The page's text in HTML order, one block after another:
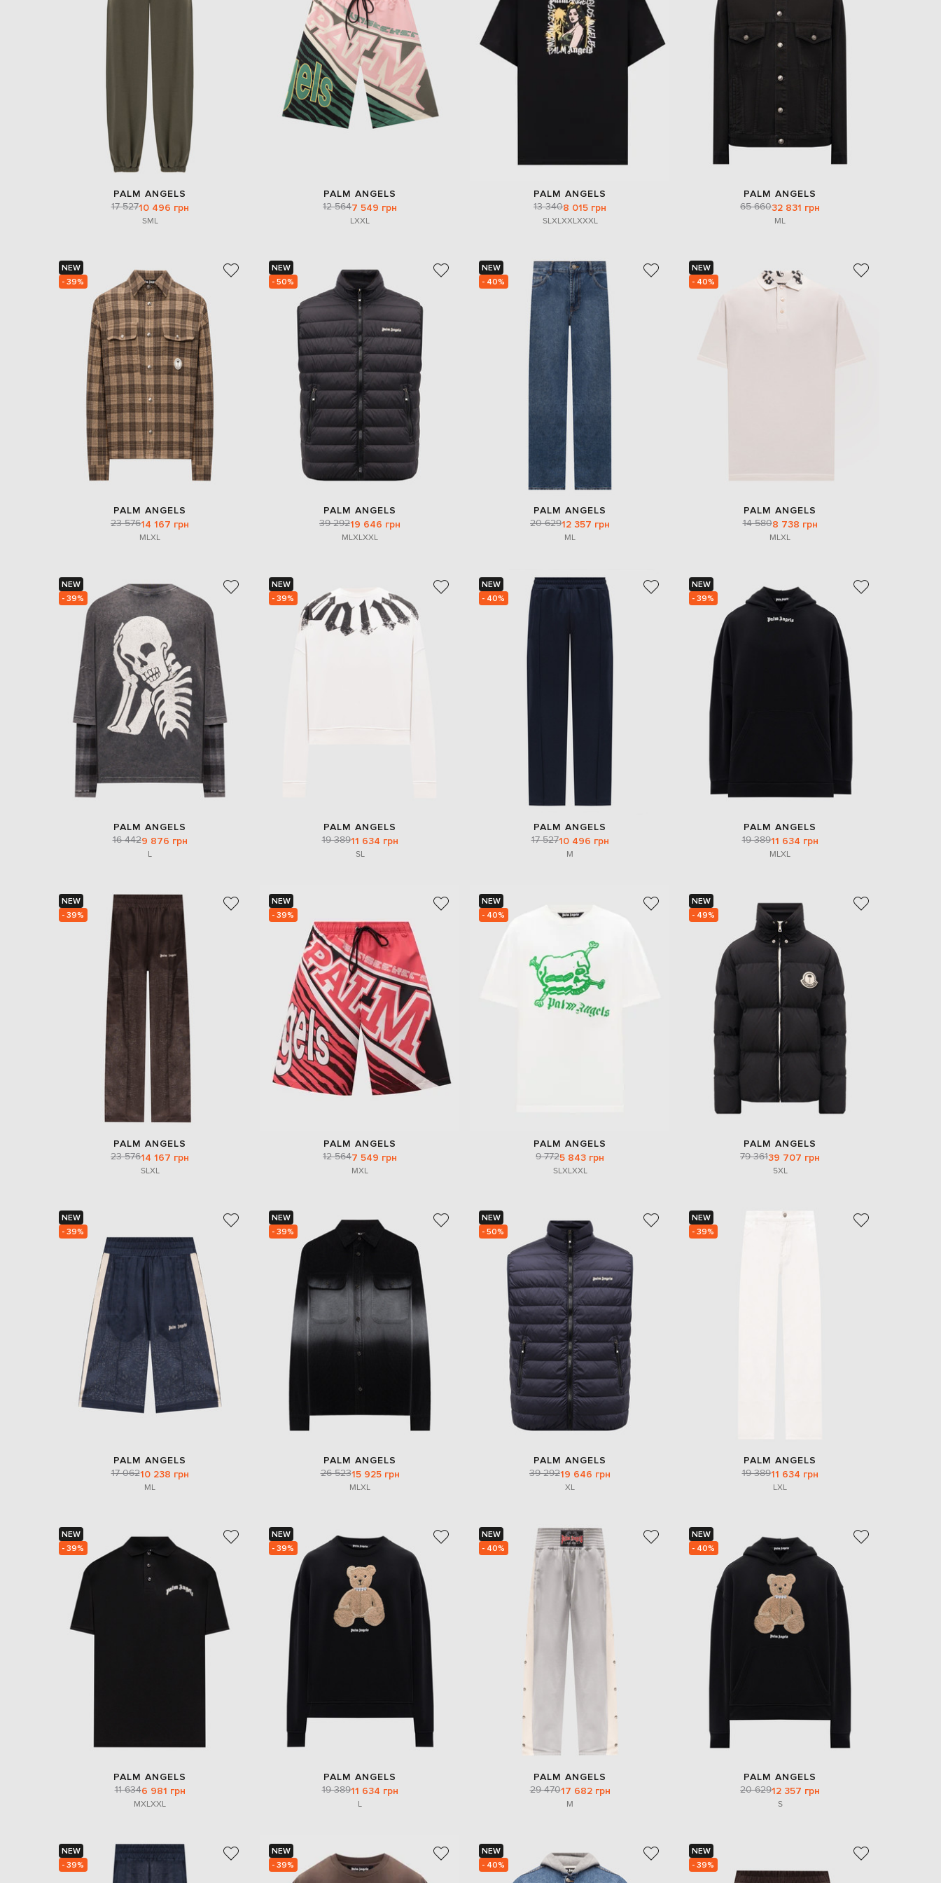
Italy
PALM ANGELS
17 52710 496 грн
SML
PALM ANGELS
12 5647 549 грн
LXXL
PALM ANGELS
13 3408 015 грн
SLXLXXLXXXL
PALM ANGELS
65 66032 831 грн
ML
NEW
- 39%
PALM ANGELS
23 57614 167 грн
MLXL
NEW
- 50%
PALM ANGELS
39 29219 646 грн
MLXLXXL
NEW
- 40%
PALM ANGELS
20 62912 357 грн
ML
NEW
- 40%
PALM ANGELS
14 5808 738 грн
MLXL
NEW
- 39%
PALM ANGELS
16 4429 876 грн
L
NEW
- 39%
PALM ANGELS
19 38911 634 грн
SL
NEW
- 40%
PALM ANGELS
17 52710 496 грн
M
NEW
- 39%
PALM ANGELS
19 38911 634 грн
MLXL
NEW
- 39%
PALM ANGELS
23 57614 167 грн
SLXL
NEW
- 39%
PALM ANGELS
12 5647 549 грн
MXL
NEW
- 40%
PALM ANGELS
9 7725 843 грн
SLXLXXL
NEW
- 49%
PALM ANGELS
79 36139 707 грн
5XL
NEW
- 39%
PALM ANGELS
17 06210 238 грн
ML
NEW
- 39%
PALM ANGELS
26 52315 925 грн
MLXL
NEW
- 50%
PALM ANGELS
39 29219 646 грн
XL
NEW
- 39%
PALM ANGELS
19 38911 634 грн
LXL
NEW
- 39%
PALM ANGELS
11 6346 981 грн
MXLXXL
NEW
- 39%
PALM ANGELS
19 38911 634 грн
L
NEW
- 40%
PALM ANGELS
29 47017 682 грн
M
NEW
- 40%
PALM ANGELS
20 62912 357 грн
S
NEW
- 39%
NEW
- 39%
NEW
- 40%
NEW
- 39%